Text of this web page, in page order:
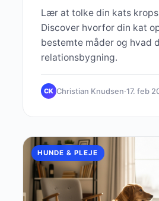
Lær at tolke din kats
Discover hvorfor din kat
bestemte måder og hvad
relationsbygning.
CK Christian Knudsen·17. feb
HUNDE & PLEJE